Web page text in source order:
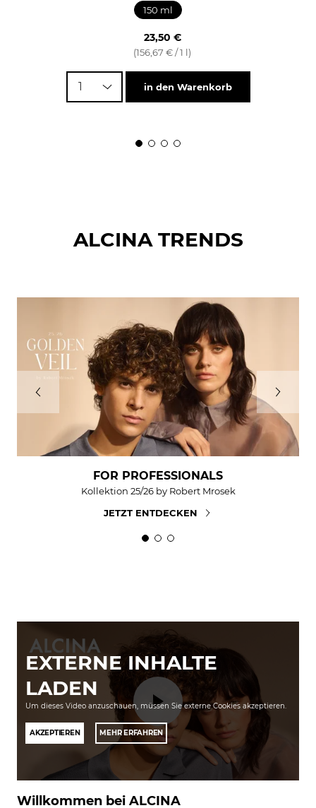
150 ml
23,50 €
(156,67 € / 1 l)
1 in den Warenkorb
ALCINA TRENDS
FOR PROFESSIONALS
Kollektion 25/26 by Robert Mrosek
JETZT ENTDECKEN
Willkommen bei ALCINA
EXTERNE INHALTE
LADEN
Um dieses Video anzuschauen, müssen Sie externe Cookies akzeptieren.
AKZEPTIEREN MEHR ERFAHREN